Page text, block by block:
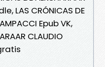
LAS CRÓNICAS DE
Epub VK,
CLAUDIO